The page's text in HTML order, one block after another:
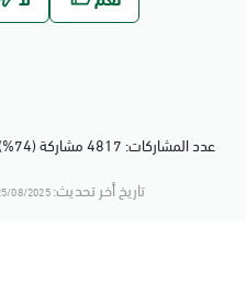
عدد المشاركات: 4817 مشاركة (74%) أعجبهم المحتوى
تاريخ أخر تحديث:08/2025 11:08